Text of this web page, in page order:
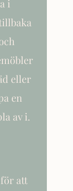
i
eller
en
av i.
att